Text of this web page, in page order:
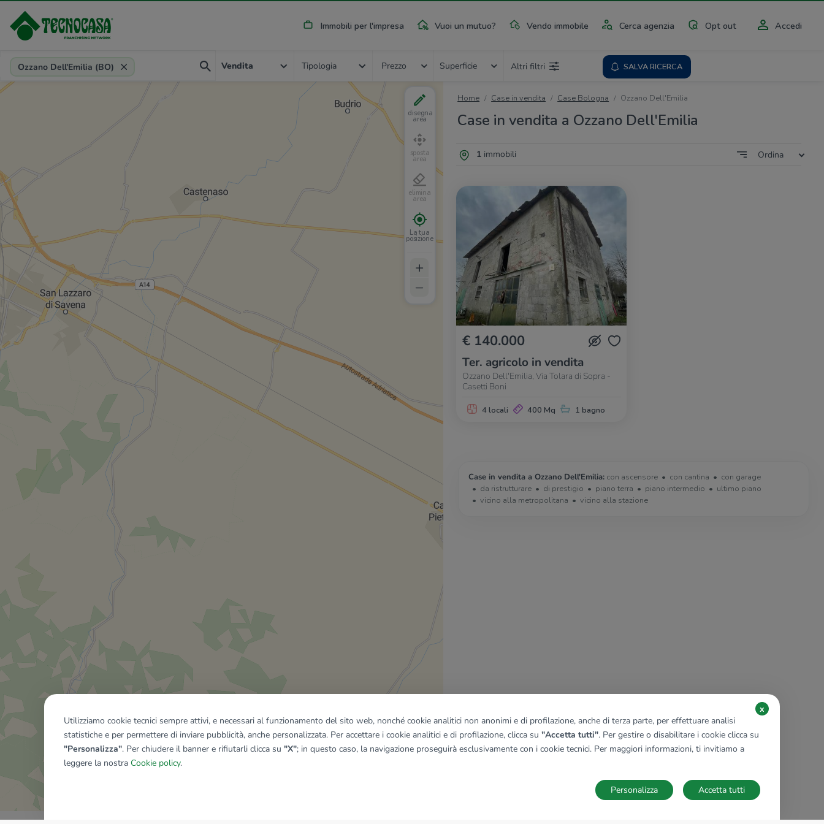
Immobili per l'impresa Vuoi un mutuo? Vendo immobile Cerca agenzia Opt out Accedi
Provincia, comune, zona, riferimento
Ozzano Dell'Emilia (BO) Vendita Tipologia Prezzo Superficie Altri filtri SALVA RICERCA
Home Case in vendita Case Bologna Ozzano Dell'Emilia
Case in vendita a Ozzano Dell'Emilia
1immobili Ordina
€ 140.000
Ter. agricolo in vendita
Ozzano Dell'Emilia, Via Tolara di Sopra -
Casetti Boni
4 locali 400 Mq 1 bagno
Case in vendita a Ozzano Dell'Emilia: con ascensore con cantina
con garage
da ristrutturare
di prestigio piano terra piano intermedio
ultimo piano
vicino alla metropolitana
vicino alla stazione
disegna
area
sposta
area
elimina
area
La tua
posizione
+
–
Mostra tutti gli immobili del riquadro
Utilizziamo cookie tecnici sempre attivi, e necessari al funzionamento del sito web, nonché cookie analitici non anonimi e di profilazione, anche di terza parte, per effettuare analisi
statistiche e per permettere di inviare pubblicità, anche personalizzata. Per accettare i cookie analitici e di profilazione, clicca su "Accetta tutti". Per gestire o disabilitare i cookie clicca su
"Personalizza". Per chiudere il banner e rifiutarli clicca su "X"; in questo caso, la navigazione proseguirà esclusivamente con i cookie tecnici. Per maggiori informazioni, ti invitiamo a
leggere la nostra Cookie policy.
x
Accetta tutti
Personalizza